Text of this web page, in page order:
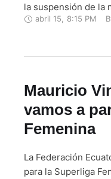
la suspensión de la
involucradas. Dicen
abril 15 8:15 PM
Mauricio
vamos a
Femenina
La Federación
para la Superliga